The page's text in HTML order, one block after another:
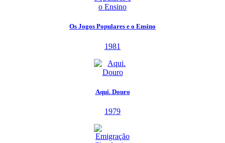
Os Jogos Populares e o Ensino
1981
Aqui. Douro
1979